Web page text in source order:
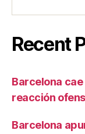
Recent
Barcelona
reacción
Barcelona